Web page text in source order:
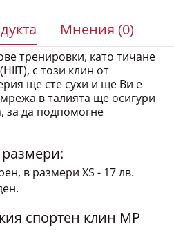
тренировки, като тичане
с този клин от
ще сте сухи и ще Ви е
в талията ще осигури
за да подпомогне
в размери XS - 17 лв.